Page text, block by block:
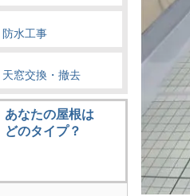
防水工事
天窓交換・撤去
あなたの屋根は
どのタイプ？